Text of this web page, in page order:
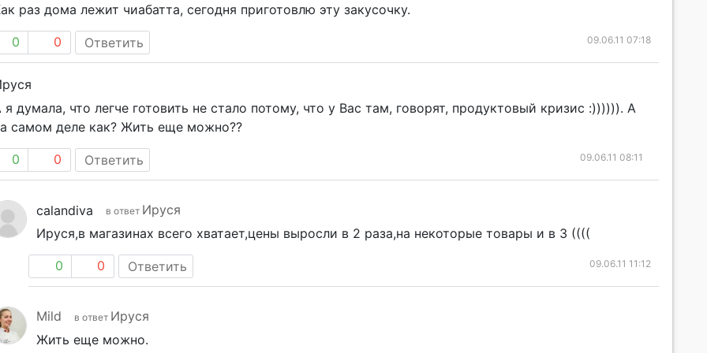
раз дома лежит чиабатта, сегодня приготовлю эту закусочку.
0 0 Ответить 09.06.11 07:18
я думала, что легче готовить не стало потому, что у Вас там, говорят, продуктовый кризис :)))))). А
самом деле как? Жить еще можно??
0 0 Ответить 09.06.11 08:11
calandiva в ответ Ируся
Ируся,в магазинах всего хватает,цены выросли в 2 раза,на некоторые товары и в 3 ((((
0 0 Ответить 09.06.11 11:12
Mild в ответ Ируся
Жить еще можно.